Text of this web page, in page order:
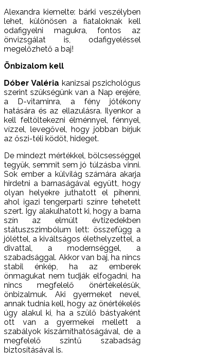
Alexandra kiemelte: bárki veszélyben
lehet, különösen a fiataloknak kell
odafigyelni magukra, fontos az
önvizsgálat is, odafigyeléssel
megelőzhető a baj!
Önbizalom kell
Dóber Valéria kanizsai pszichológus
szerint szükségünk van a Nap erejére,
a D-vitaminra, a fény jótékony
hatására és az ellazulásra. Ilyenkor a
kell feltöltekezni élménnyel, fénnyel,
vízzel, levegővel, hogy jobban bírjuk
az őszi-téli ködöt, hideget.
De mindezt mértékkel, bölcsességgel
tegyük, semmit sem jó túlzásba vinni.
Sok ember a külvilág számára akarja
hirdetni a barnaságával együtt, hogy
olyan helyekre juthatott el pihenni,
ahol igazi tengerparti színre tehetett
szert. Így alakulhatott ki, hogy a barna
szín az elmúlt évtizedekben
státuszszimbólum lett: összefügg a
jóléttel, a kiváltságos élethelyzettel, a
divattal, a modernséggel, a
szabadsággal. Akkor van baj, ha nincs
stabil énkép, ha az emberek
önmagukat nem tudják elfogadni, ha
nincs megfelelő önértékelésük,
önbizalmuk. Aki gyermeket nevel,
annak tudnia kell, hogy az önértékelés
úgy alakul ki, ha a szülő bástyaként
ott van a gyermekei mellett a
szabályok kiszámíthatóságával, de a
megfelelő szintű szabadság
biztosításával is.